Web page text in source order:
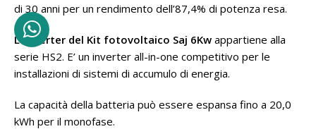
di 30 anni per un rendimento dell’87,4% di potenza resa.
L’ inverter del Kit fotovoltaico Saj 6Kw appartiene alla
serie HS2. E’ un inverter all-in-one competitivo per le
installazioni di sistemi di accumulo di energia.
La capacità della batteria può essere espansa fino a 20,0
kWh per il monofase.